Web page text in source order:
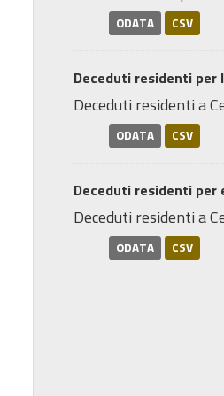
ODATA CSV
Deceduti residenti per
Deceduti residenti a
ODATA CSV
Deceduti residenti per
Deceduti residenti a
ODATA CSV